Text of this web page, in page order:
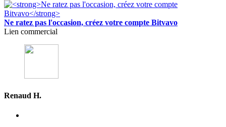
Ne ratez pas l'occasion, créez votre compte Bitvavo
Lien commercial
Renaud H.